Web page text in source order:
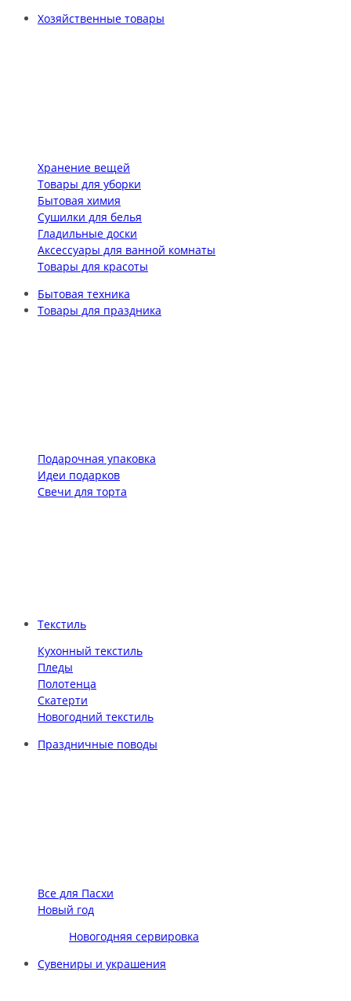
Хозяйственные товары
Хранение вещей
Товары для уборки
Бытовая химия
Сушилки для белья
Гладильные доски
Аксессуары для ванной комнаты
Товары для красоты
Бытовая техника
Товары для праздника
Подарочная упаковка
Идеи подарков
Свечи для торта
Текстиль
Кухонный текстиль
Пледы
Полотенца
Скатерти
Новогодний текстиль
Праздничные поводы
Все для Пасхи
Новый год
Новогодняя сервировка
Сувениры и украшения